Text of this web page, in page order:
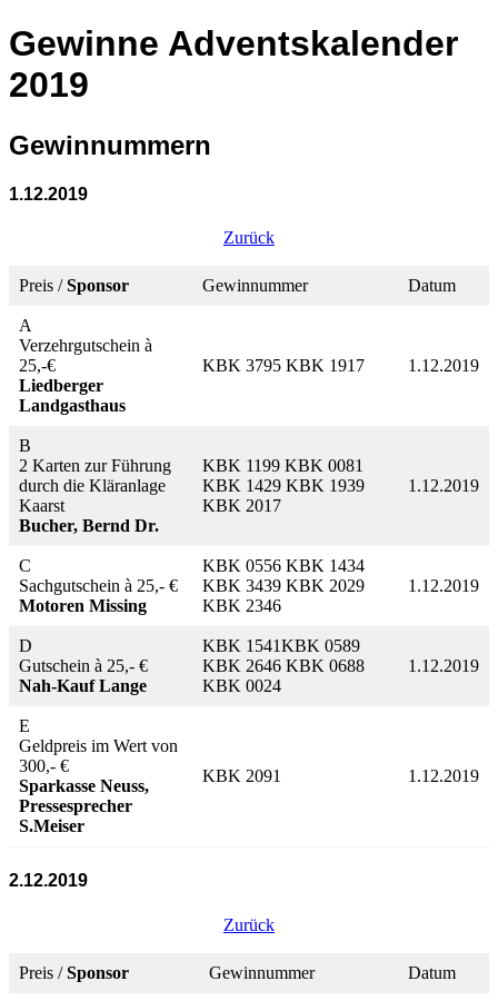
Gewinne Adventskalender
2019
Gewinnummern
1.12.2019
Zurück
Preis /Sponsor Gewinnummer Datum
A
Verzehrgutschein à
25,-€
Liedberger
Landgasthaus
KBK 3795 KBK 1917 1.12.2019
B
2 Karten zur Führung
durch die Kläranlage
Kaarst
Bucher, Bernd Dr.
KBK 1199 KBK 0081
KBK 1429 KBK 1939
KBK 2017
1.12.2019
C
Sachgutschein à 25,- €
Motoren Missing
KBK 0556 KBK 1434
KBK 3439 KBK 2029
KBK 2346
1.12.2019
D
Gutschein à 25,- €
Nah-Kauf Lange
KBK 1541KBK 0589
KBK 2646 KBK 0688
KBK 0024
1.12.2019
E
Geldpreis im Wert von
300,- €
Sparkasse Neuss,
Pressesprecher
S.Meiser
KBK 2091 1.12.2019
2.12.2019
Zurück
Preis /Sponsor Gewinnummer Datum